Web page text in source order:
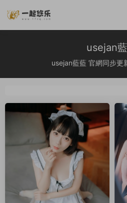
usejan
usejan藍藍 官網同步更